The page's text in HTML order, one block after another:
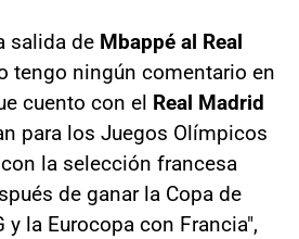
salida de Mbappé al Real
tengo ningún comentario en
cuento con el Real Madrid
para los Juegos Olímpicos
la selección francesa
de ganar la Copa de
y la Eurocopa con Francia",